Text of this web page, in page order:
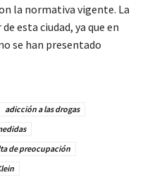
la normativa vigente. La
esta ciudad, ya que en
se han presentado
adicción a las drogas
de preocupación